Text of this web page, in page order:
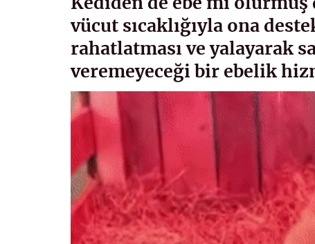
vücut sıcaklığıyla ona
rahatlatması ve yalayarak
veremeyeceği bir ebelik